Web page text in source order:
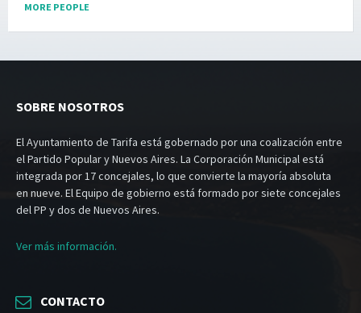
MORE PEOPLE
SOBRE NOSOTROS
El Ayuntamiento de Tarifa está gobernado por una coalización entre
el Partido Popular y Nuevos Aires. La Corporación Municipal está
integrada por 17 concejales, lo que convierte la mayoría absoluta
en nueve. El Equipo de gobierno está formado por siete concejales
del PP y dos de Nuevos Aires.
Ver más información.
CONTACTO